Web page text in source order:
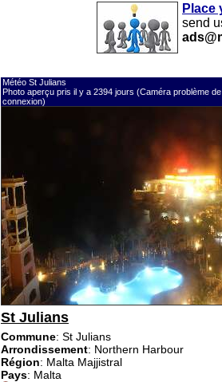
Place
send
Météo St Julians
Photo aperçu pris il y a 2394 jours (Caméra problème de
connexion)
St Julians
Commune: St Julians
Arrondissement: Northern Harbour
Région: Malta Majjistral
Pays: Malta